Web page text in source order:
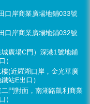
口岸商業廣場地鋪033號
口岸商業廣場地鋪032號
廣場C門）深港1號地鋪
）
(近羅湖口岸，金光華廣
站E出口）
門對面，南湖路凱利商業
）